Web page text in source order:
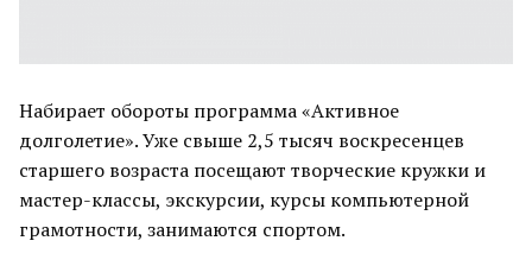
Набирает обороты программа «Активное
долголетие». Уже свыше 2,5 тысяч воскресенцев
старшего возраста посещают творческие кружки и
мастер-классы, экскурсии, курсы компьютерной
грамотности, занимаются спортом.